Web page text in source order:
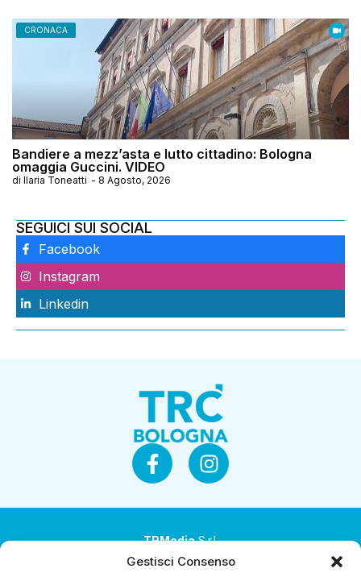
Gestisci Consenso
CRONACA
Bandiere a mezz’asta e lutto cittadino: Bologna
omaggia Guccini. VIDEO
di Ilaria Toneatti - 8 Agosto, 2026
SEGUICI SUI SOCIAL
Facebook
Instagram
Linkedin
TRMediaS.r.l.
Società a socio unico